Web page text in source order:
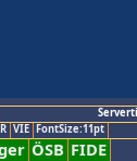
VIE FontSize:11pt
ÖSB FIDE